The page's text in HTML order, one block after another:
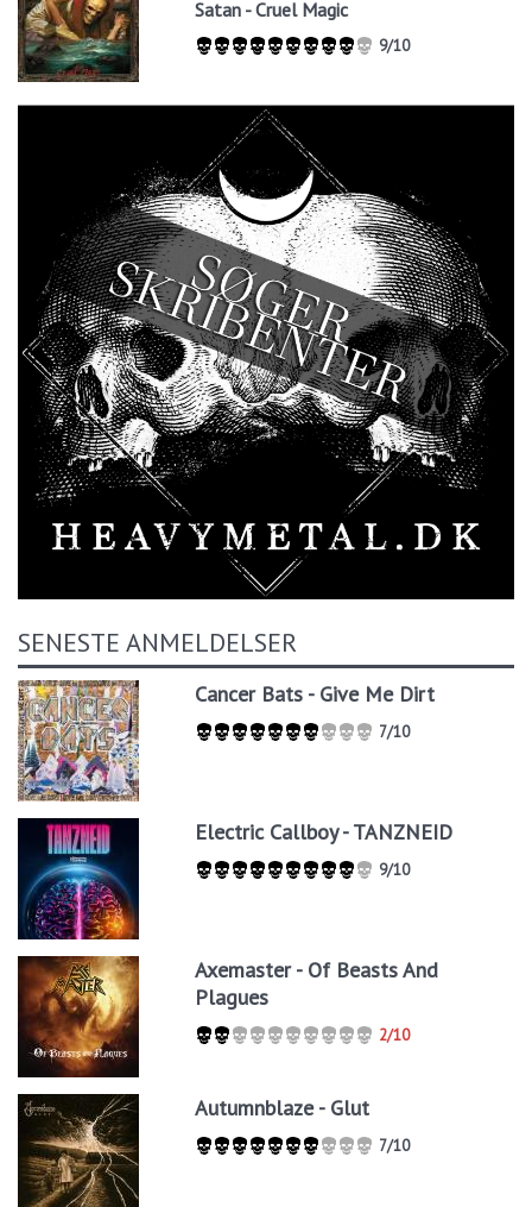
Satan - Cruel Magic
9/10
SENESTE ANMELDELSER
Cancer Bats - Give Me Dirt
7/10
Electric Callboy - TANZNEID
9/10
Axemaster - Of Beasts And
Plagues
2/10
Autumnblaze - Glut
7/10